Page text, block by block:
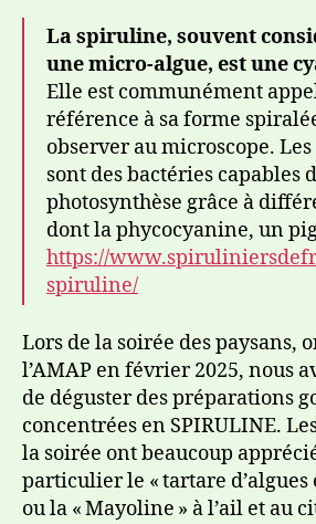
La spiruline, souvent
une micro-algue, est une
Elle est communément
référence à sa forme
observer au microscope.
sont des bactéries capables
photosynthèse grâce à
dont la phycocyanine, un
https://
spiruline/
Lors de la soirée des paysans,
l’AMAP en février 2025, nous
de déguster des préparations
concentrées en SPIRULINE.
la soirée ont beaucoup
particulier le « tartare d’algues
ou la « Mayoline » à l’ail et au